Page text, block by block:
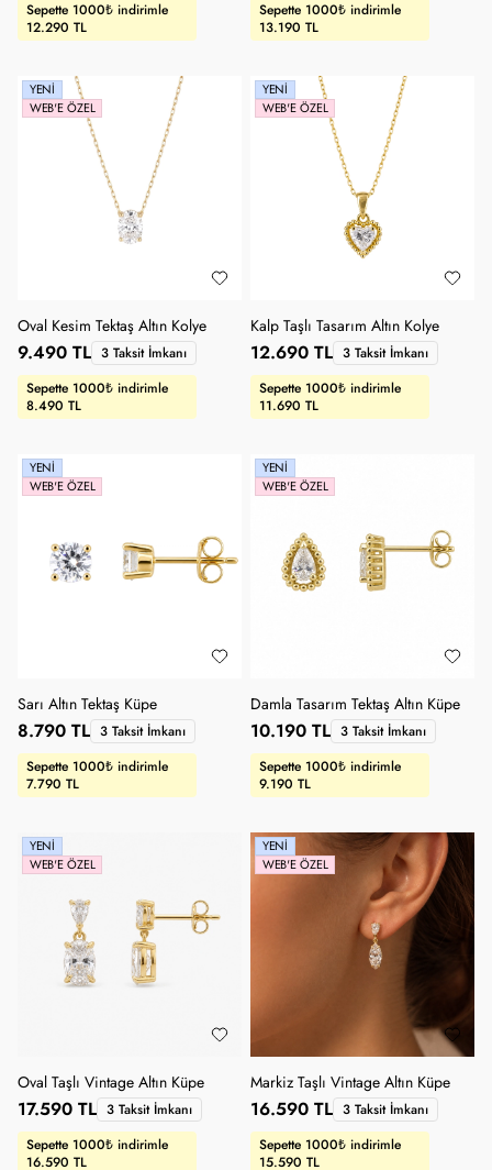
Sepette 1000₺ indirimle
12.290 TL
Sepette 1000₺ indirimle
13.190 TL
YENI
WEB'E ÖZEL
Oval Kesim Tektaş Altın Kolye
Sepette 1000₺ indirimle
8.490 TL
9.490 TL 3 Taksit İmkanı
YENI
WEB'E ÖZEL
Kalp Taşlı Tasarım Altın Kolye
Sepette 1000₺ indirimle
11.690 TL
12.690 TL 3 Taksit İmkanı
YENI
WEB'E ÖZEL
Sarı Altın Tektaş Küpe
Sepette 1000₺ indirimle
7.790 TL
8.790 TL 3 Taksit İmkanı
YENI
WEB'E ÖZEL
Damla Tasarım Tektaş Altın Küpe
Sepette 1000₺ indirimle
9.190 TL
10.190 TL 3 Taksit İmkanı
YENI
WEB'E ÖZEL
Oval Taşlı Vintage Altın Küpe
Sepette 1000₺ indirimle
16.590 TL
17.590 TL 3 Taksit İmkanı
YENI
WEB'E ÖZEL
Markiz Taşlı Vintage Altın Küpe
Sepette 1000₺ indirimle
15.590 TL
16.590 TL 3 Taksit İmkanı